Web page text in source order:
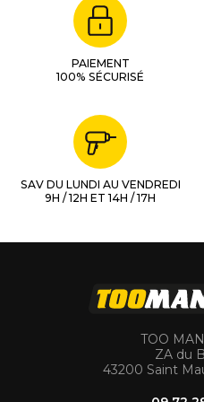
PAIEMENT
100% SÉCURISÉ
SAV DU LUNDI AU VENDREDI
9H / 12H ET 14H / 17H
TOO
ZA du
43200 Saint